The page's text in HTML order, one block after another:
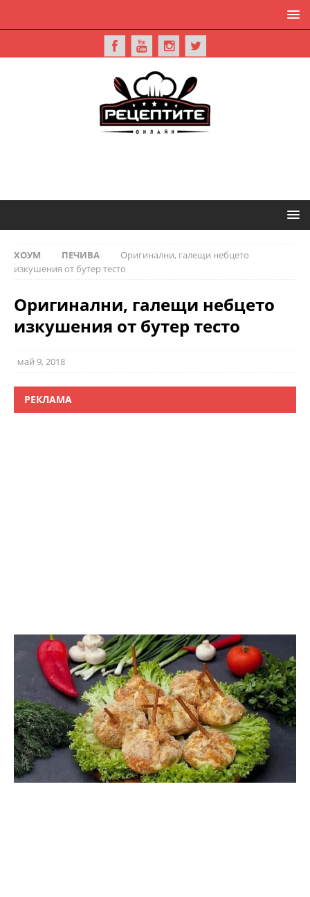
ХОУМ ПЕЧИВА
Оригинални, галещи небцето
изкушения от бутер тесто
Оригинални, галещи небцето
изкушения от бутер тесто
май 9, 2018
РЕКЛАМА